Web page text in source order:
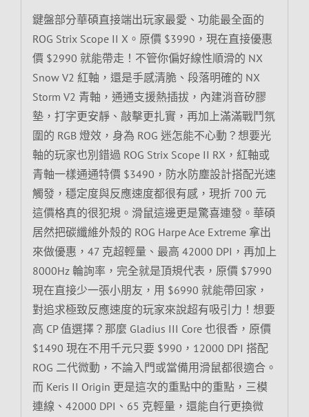
鍵盤部分華碩直接端出玩家最愛、功能最全面的
ROG Strix Scope II X。原價 $3990，現在直接優惠
價 $2990 就能帶走！不管你偏好線性順滑的 NX
Snow V2 紅軸，還是手感清脆、段落明確的 NX
Storm V2 青軸，通通支援熱插拔，內建消音矽膠
墊，打字更安靜、敲擊更扎實，再加上滿滿戰鬥氛
圍的 RGB 燈效，身為 ROG 迷怎能不心動？想要光
軸的玩家也別錯過 ROG Strix Scope II RX，紅軸或
青軸一樣通通特價 $3490，防水防塵設計搭配光速
觸發，穩定度與反應速度都很有感，現折 700 元
這價格真的很犯規。滑鼠這邊更是驚喜連發。華碩
居然把碳纖維外殼的 ROG Harpe Ace Extreme 拿出
來做優惠，47 克超輕量、最高 42000 DPI，再加上
8000Hz 輪詢率，完全就是頂規代表，原價 $7990
現在直接少一張小朋友，用 $6990 就能帶回家，
對追求極致反應速度的玩家來說超有吸引力！想要
高 CP 值選擇？那麼 Gladius III Core 也很香，原價
$1490 現在不用千元只要 $990，12000 DPI 搭配
ROG 二代微動，不論入門或當備用滑鼠都很適合。
而 Keris II Origin 更是這次的重點中的重點，三模
連線、42000 DPI、65 克輕量，還能自行更換微